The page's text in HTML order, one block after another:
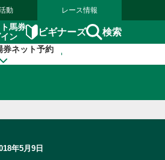
動 レース情報
馬券
ン
ビギナーズ 検索
券ネット予約
年5月9日